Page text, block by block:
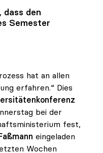
den
Semester
hat an allen
erfahren.“ Dies
bei der
fest,
eingeladen
Wochen